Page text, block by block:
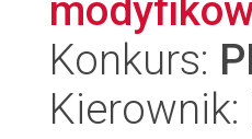
Konkurs:
Kierownik: